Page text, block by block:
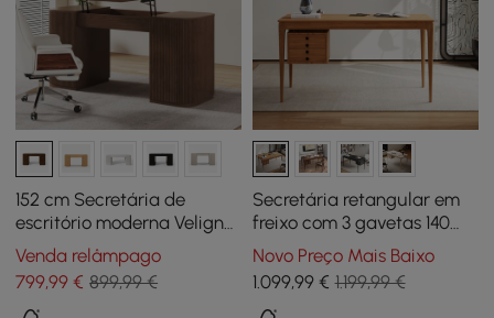
152 cm Secretária de
escritório moderna Velign
em madeira com tampo
elevatório e armário de 2
portas natural
Venda relâmpago
799,99 € 899,99 €
Secretária retangular em
freixo com 3 gavetas 140
cm natural
Novo Preço Mais Baixo
1.099,99€ 1.199,99 €